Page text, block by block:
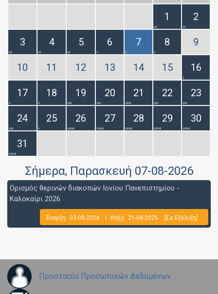
1
2
3 4 5 6 7 8 9
10 11 12 13 14 15 16
17 18 19 20 21 22 23
24 25 26 27 28 29 30
31
Σήμερα, Παρασκευή 07-08-2026
Ορισμός θερινών διακοπών Ιονίου Πανεπιστημίου -
Καλοκαίρι 2026
Έναρξη: 03-08-2026 | Λήξη: 21-08-2026 [Σε Εξέλιξη]
Προστασία Προσωπικών Δεδομένων